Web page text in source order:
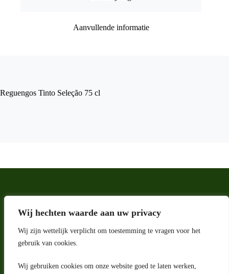
Wij hechten waarde aan uw privacy
Wij zijn wettelijk verplicht om toestemming te vragen voor het
gebruik van cookies.
Wij gebruiken cookies om onze website goed te laten werken,
Aanvullende informatie
Reguengos Tinto Seleção 75 cl